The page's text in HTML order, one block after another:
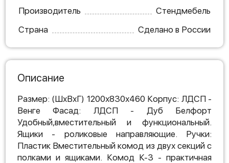
Производитель
Стендмебель
Страна
Сделано в России
Описание
Размер: (ШхВхГ) 1200х830х460 Корпус: ЛДСП -
Венге Фасад: ЛДСП - Дуб Белфорт
Удобный,вместительный и функциональный.
Ящики - роликовые направляющие. Ручки:
Пластик Вместительный комод из двух секций с
полками и ящиками. Комод К-3 - практичная